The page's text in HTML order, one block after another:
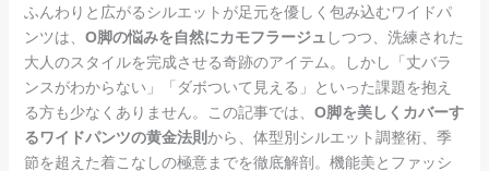
ふんわりと広がるシルエットが足元を優しく包み込むワイドパ
ンツは、 O脚の悩みを自然にカモフラージュ しつつ、洗練された
大人のスタイルを完成させる奇跡のアイテム。しかし「丈バラ
ンスがわからない」「ダボついて見える」といった課題を抱え
る方も少なくありません。この記事では、 O脚を美しくカバーす
るワイドパンツの黄金法則から、体型別シルエット調整術、季
節を超えた着こなしの極意までを徹底解剖。機能美とファッシ